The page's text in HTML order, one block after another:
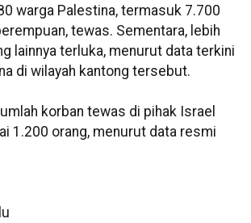
warga Palestina, termasuk 7.700
tewas. Sementara, lebih
lainnya terluka, menurut data terkini
di wilayah kantong tersebut.
korban tewas di pihak Israel
1.200 orang, menurut data resmi